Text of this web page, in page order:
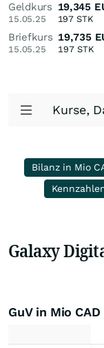
Geldkurs
15.05.25
19,345
197 STK
Briefkurs
15.05.25
19,735
197STK
Kurse,
Bilanz in Mio
Galaxy
GuV in Mio CAD